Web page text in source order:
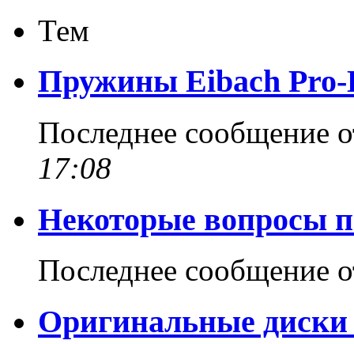
Тем
Пружины Eibach
Последнее сообщение
17:08
Некоторые вопросы
Последнее сообщение
Оригинальные диски